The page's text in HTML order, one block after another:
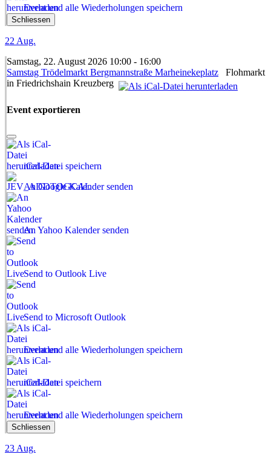
Event und alle Wiederholungen speichern
Schliessen
22 Aug.
Samstag, 22. August 2026 10:00 - 16:00
Samstag Trödelmarkt Bergmannstraße Marheinekeplatz Flohmarkt
in Friedrichshain Kreuzberg
Event exportieren
iCal-Datei speichern
An Google Kalender senden
An Yahoo Kalender senden
Send to Outlook Live
Send to Microsoft Outlook
Event und alle Wiederholungen speichern
iCal-Datei speichern
Event und alle Wiederholungen speichern
Schliessen
23 Aug.